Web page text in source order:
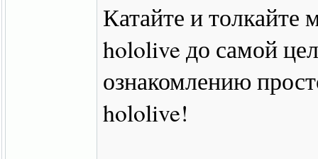
Катайте и
hololive до самой
ознакомлению
hololive!